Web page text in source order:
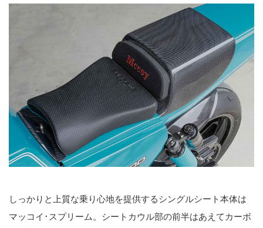
しっかりと上質な乗り心地を提供するシングルシート本体は
マッコイ･スプリーム。シートカウル部の前半はあえてカーボ